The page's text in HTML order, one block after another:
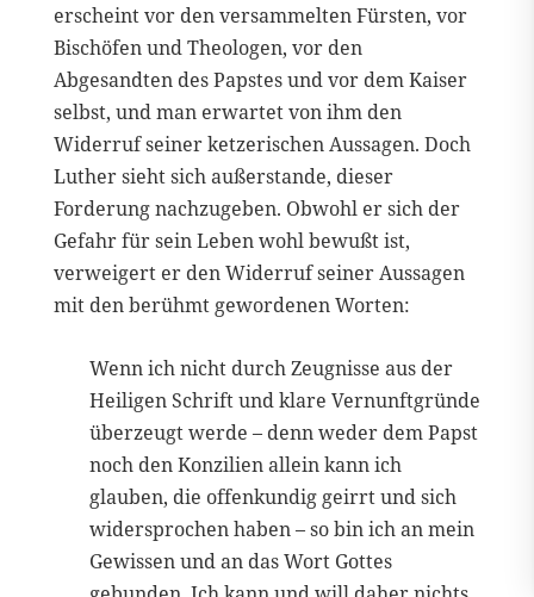
erscheint vor den versammelten Fürsten, vor
Bischöfen und Theologen, vor den
Abgesandten des Papstes und vor dem Kaiser
selbst, und man erwartet von ihm den
Widerruf seiner ketzerischen Aussagen. Doch
Luther sieht sich außerstande, dieser
Forderung nachzugeben. Obwohl er sich der
Gefahr für sein Leben wohl bewußt ist,
verweigert er den Widerruf seiner Aussagen
mit den berühmt gewordenen Worten:
Wenn ich nicht durch Zeugnisse aus der
Heiligen Schrift und klare Vernunftgründe
überzeugt werde – denn weder dem Papst
noch den Konzilien allein kann ich
glauben, die offenkundig geirrt und sich
widersprochen haben – so bin ich an mein
Gewissen und an das Wort Gottes